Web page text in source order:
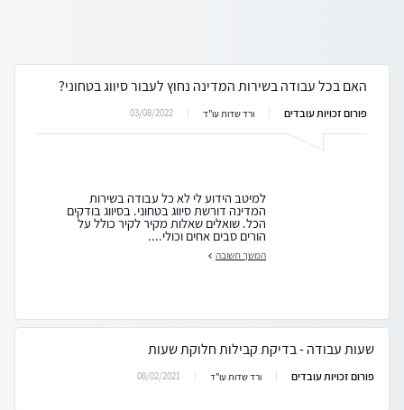
האם בכל עבודה בשירות המדינה נחוץ לעבור סיווג בטחוני?
פורום זכויות עובדים ורד שדות עו"ד 03/08/2022
למיטב הידוע לי לא כל עבודה בשירות
המדינה דורשת סיווג בטחוני. בסיווג בודקים
הכל. שואלים שאלות מקיר לקיר כולל על
הורים סבים אחים וכולי....
המשך תשובה
שעות עבודה - בדיקת קבילות חלוקת שעות
פורום זכויות עובדים ורד שדות עו"ד 08/02/2021